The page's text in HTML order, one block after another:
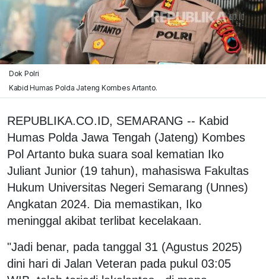
Dok Polri
Kabid Humas Polda Jateng Kombes Artanto.
REPUBLIKA.CO.ID, SEMARANG -- Kabid
Humas Polda Jawa Tengah (Jateng) Kombes
Pol Artanto buka suara soal kematian Iko
Juliant Junior (19 tahun), mahasiswa Fakultas
Hukum Universitas Negeri Semarang (Unnes)
Angkatan 2024. Dia memastikan, Iko
meninggal akibat terlibat kecelakaan.
"Jadi benar, pada tanggal 31 (Agustus 2025)
dini hari di Jalan Veteran pada pukul 03:05